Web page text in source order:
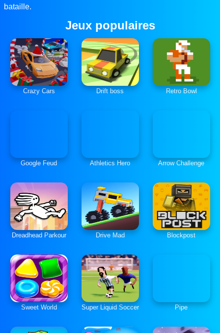
bataille.
Jeux populaires
Crazy Cars Drift boss Retro Bowl
Google Feud Athletics Hero Arrow Challenge
Dreadhead Parkour Drive Mad Blockpost
Sweet World Super Liquid Soccer Pipe